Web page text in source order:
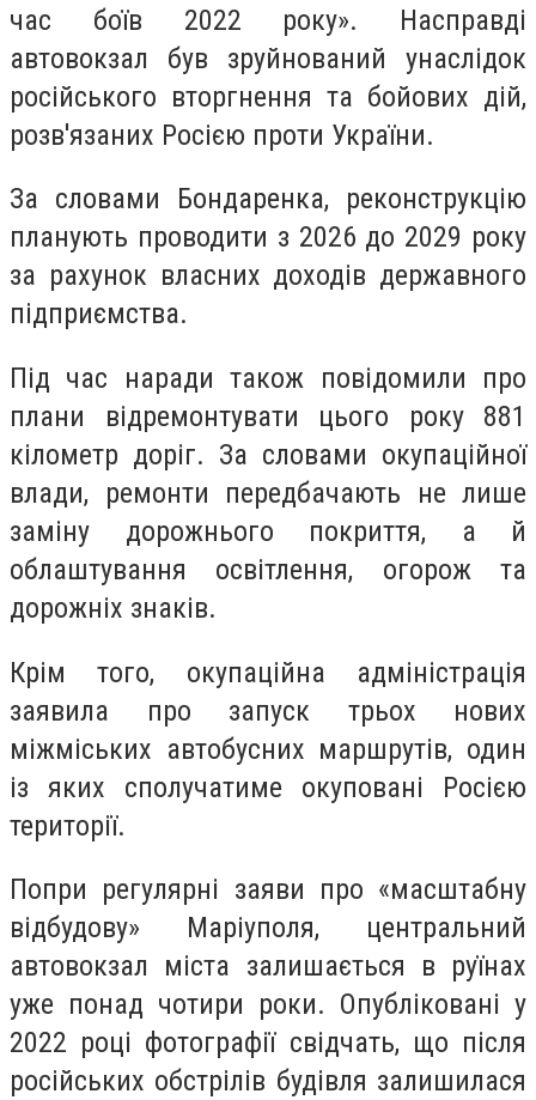
час боїв 2022 року». Насправді
автовокзал був зруйнований унаслідок
російського вторгнення та бойових дій,
розв'язаних Росією проти України.
За словами Бондаренка, реконструкцію
планують проводити з 2026 до 2029 року
за рахунок власних доходів державного
підприємства.
Під час наради також повідомили про
плани відремонтувати цього року 881
кілометр доріг. За словами окупаційної
влади, ремонти передбачають не лише
заміну дорожнього покриття, а й
облаштування освітлення, огорож та
дорожніх знаків.
Крім того, окупаційна адміністрація
заявила про запуск трьох нових
міжміських автобусних маршрутів, один
із яких сполучатиме окуповані Росією
території.
Попри регулярні заяви про «масштабну
відбудову» Маріуполя, центральний
автовокзал міста залишається в руїнах
уже понад чотири роки. Опубліковані у
2022 році фотографії свідчать, що після
російських обстрілів будівля залишилася